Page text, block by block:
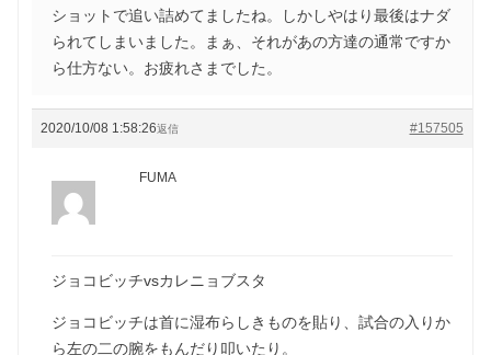
ショットで追い詰めてましたね。しかしやはり最後はナダ
られてしまいました。まぁ、それがあの方達の通常ですか
ら仕方ない。お疲れさまでした。
2020/10/08 1:58:26 #157505
返信
FUMA
ジョコビッチvsカレニョブスタ
ジョコビッチは首に湿布らしきものを貼り、試合の入りか
ら左の二の腕をもんだり叩いたり。